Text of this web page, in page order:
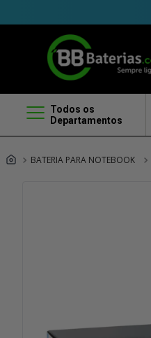
Todos os
Departamentos
BATERIA PARA NOTEBOOK